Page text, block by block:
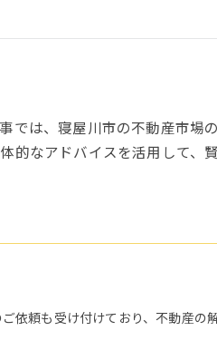
では、寝屋川市の不動産市場
なアドバイスを活用して、
依頼も受け付けており、不動産の